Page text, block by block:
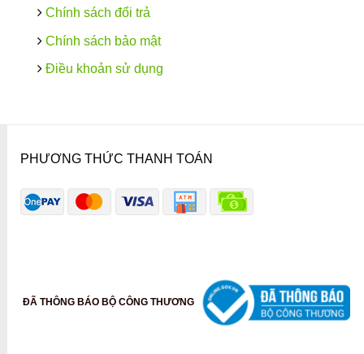
Chính sách đổi trả
Chính sách bảo mật
Điều khoản sử dụng
PHƯƠNG THỨC THANH TOÁN
ĐÃ THÔNG BÁO BỘ CÔNG THƯƠNG